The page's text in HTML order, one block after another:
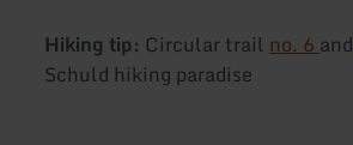
Hiking tip: Circular trail no. 6 and
Schuld hiking paradise